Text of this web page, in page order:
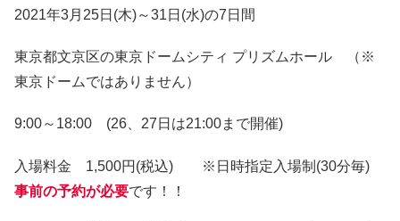
2021年3月25日(木)～31日(水)の7日間
東京都文京区の東京ドームシティ プリズムホール （※
東京ドームではありません）
9:00～18:00 (26、27日は21:00まで開催)
入場料金 1,500円(税込) ※日時指定入場制(30分毎)
事前の予約が必要です！！